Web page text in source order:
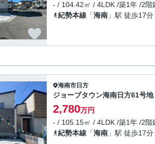
- / 104.42㎡ / 4LDK /築1年 /2階
紀勢本線 「海南 」駅 徒歩17分
海南市 日方
ジョーブタウン海南日方61号
2,780万円
- / 105.15㎡ / 4LDK /築1年 /2階
紀勢本線 「海南 」駅 徒歩17分